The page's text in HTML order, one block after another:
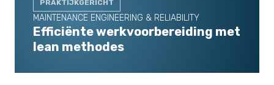
PRAKTIJKGERICHT
MAINTENANCE ENGINEERING & RELIABILITY
Efficiënte werkvoorbereiding met
lean methodes